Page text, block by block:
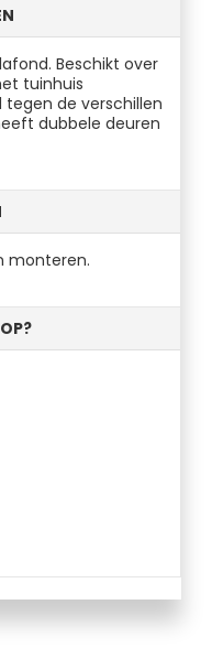
Beschikt over
tuinhuis
de verschillen
dubbele deuren
monteren.